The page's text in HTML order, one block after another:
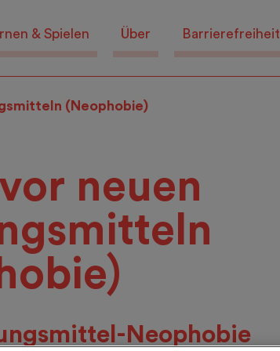
& Spielen Über Barrierefreiheit
(Neophobie)
neuen
Neophobie